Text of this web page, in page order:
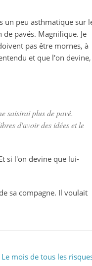
un peu asthmatique sur
pavés. Magnifique. Je
pas être mornes, à
et que l'on devine,
saisirai plus de pavé.
d'avoir des idées et le
si l'on devine que lui-
sa compagne. Il voulait
Le mois de tous les